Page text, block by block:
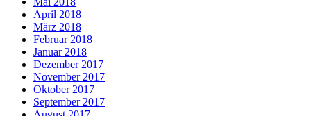
April 2018
März 2018
Februar 2018
Januar 2018
Dezember 2017
November 2017
Oktober 2017
September 2017